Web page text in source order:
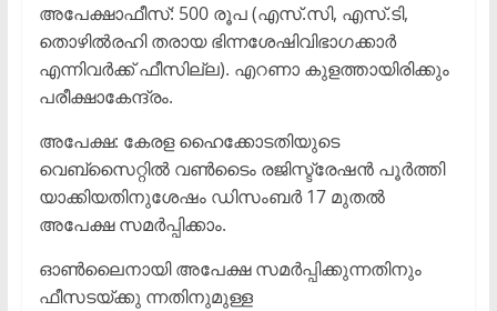
അപേക്ഷാഫീസ്: 500 രൂപ (എസ്.സി, എസ്‌.ടി,
തൊഴിൽരഹി തരായ ഭിന്നശേഷിവിഭാഗക്കാർ
എന്നിവർക്ക് ഫീസില്ല). എറണാ കുളത്തായിരിക്കും
പരീക്ഷാകേന്ദ്രം.
അപേക്ഷ: കേരള ഹൈക്കോടതിയുടെ
വെബ്സൈറ്റിൽ വൺടൈം രജിസ്ട്രേഷൻ പൂർത്തി
യാക്കിയതിനുശേഷം ഡിസംബർ 17 മുതൽ
അപേക്ഷ സമർപ്പിക്കാം.
ഓൺലൈനായി അപേക്ഷ സമർപ്പിക്കുന്നതിനും
ഫീസടയ്ക്കു ന്നതിനുമുള്ള